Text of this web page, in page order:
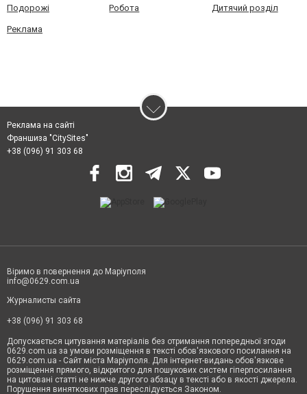
Подорожі Робота Дитячий розділ
Реклама
Реклама на сайті
Франшиза "CitySites"
+38 (096) 91 303 68
Віримо в повернення до Маріуполя
info@0629.com.ua
Журналисты сайта
+38 (096) 91 303 68
Допускається цитування матеріалів без отримання попередньої згоди
0629.com.ua за умови розміщення в тексті обов'язкового посилання на
0629.com.ua - Сайт міста Маріуполя. Для інтернет-видань обов'язкове
розміщення прямого, відкритого для пошукових систем гіперпосилання
на цитовані статті не нижче другого абзацу в тексті або в якості джерела.
Порушення виняткових прав переслідується Законом.